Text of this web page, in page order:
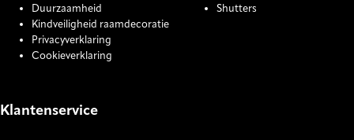
Duurzaamheid
Kindveiligheid raamdecoratie
Privacyverklaring
Cookieverklaring
Shutters
Klantenservice